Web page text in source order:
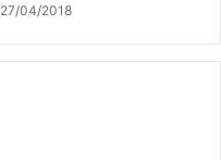
27/04/2018